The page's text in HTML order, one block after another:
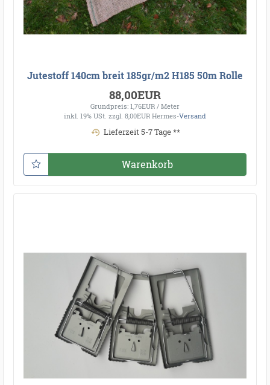
Jutestoff 140cm breit 185gr/m2 H185 50m Rolle
88,00EUR
Grundpreis: 1,76EUR / Meter
inkl. 19% USt. zzgl. 8,00EUR Hermes-Versand
Lieferzeit 5-7 Tage **
Warenkorb